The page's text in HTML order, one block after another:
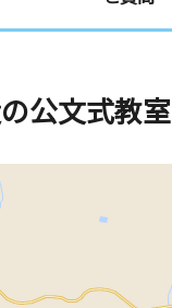
公文式教室